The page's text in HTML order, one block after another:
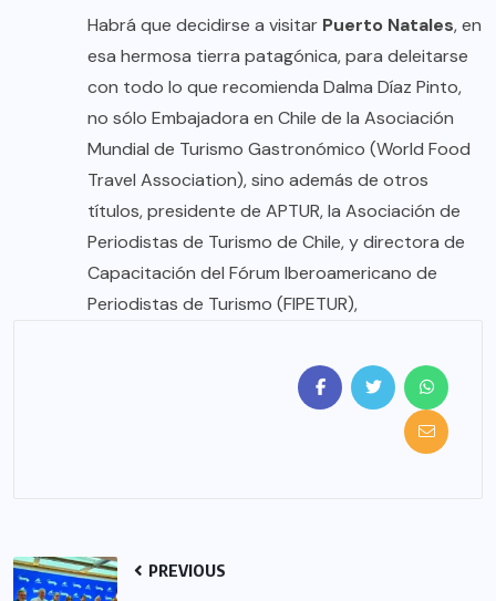
Habrá que decidirse a visitar Puerto Natales, en
esa hermosa tierra patagónica, para deleitarse
con todo lo que recomienda Dalma Díaz Pinto,
no sólo Embajadora en Chile de la Asociación
Mundial de Turismo Gastronómico (World Food
Travel Association), sino además de otros
títulos, presidente de APTUR, la Asociación de
Periodistas de Turismo de Chile, y directora de
Capacitación del Fórum Iberoamericano de
Periodistas de Turismo (FIPETUR),
PREVIOUS